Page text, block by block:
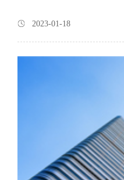
2023-01-18